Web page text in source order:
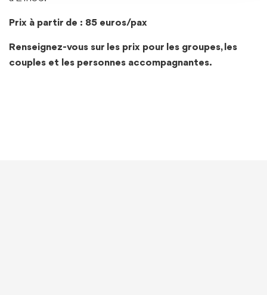
Prix à partir de : 85 euros/pax
Renseignez-vous sur les prix pour les groupes, les
couples et les personnes accompagnantes.